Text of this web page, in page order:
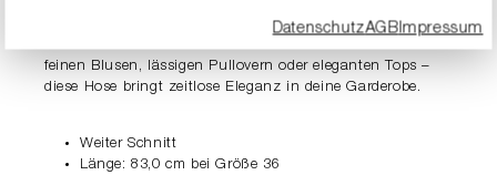
Glanz und macht sie zum idealen Begleiter für besondere
Anlässe oder modische Casual-Outfits. Ob kombiniert mit
feinen Blusen, lässigen Pullovern oder eleganten Tops –
diese Hose bringt zeitlose Eleganz in deine Garderobe.
Weiter Schnitt
Länge: 83,0 cm bei Größe 36
DatenschutzAGBImpressum